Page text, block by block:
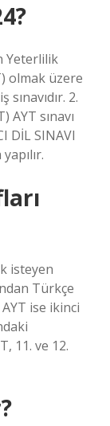
Yeterlilik
olmak üzere
2.
AYT sınavı
DİL SINAVI
isteyen
Türkçe
ise ikinci
11. ve 12.